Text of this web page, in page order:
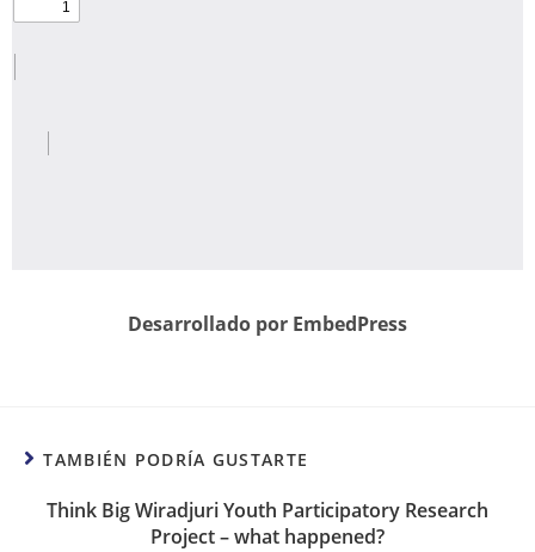
Desarrollado por EmbedPress
TAMBIÉN PODRÍA GUSTARTE
Think Big Wiradjuri Youth Participatory Research
Project – what happened?